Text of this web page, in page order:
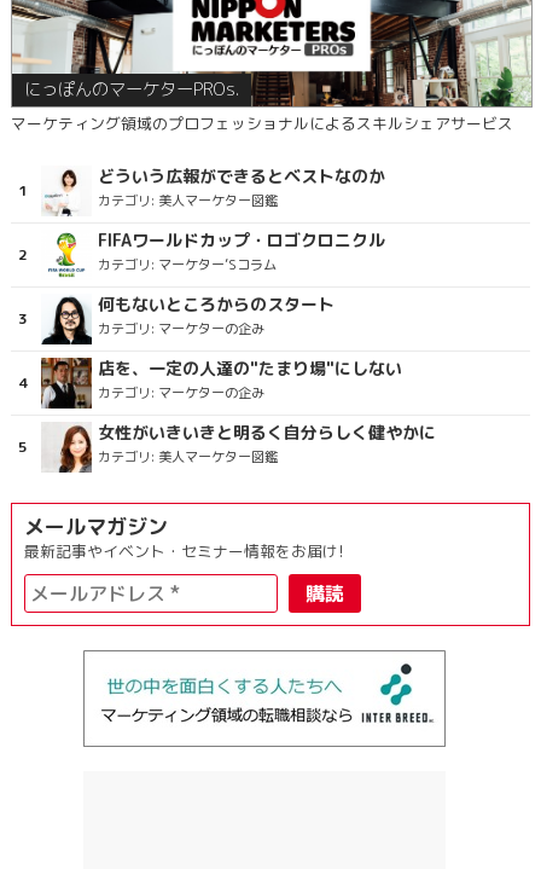
にっぽんのマーケターPROs.
マーケティング領域のプロフェッショナルによるスキルシェアサービス
どういう広報ができるとベストなのか
カテゴリ: 美人マーケター図鑑
FIFAワールドカップ・ロゴクロニクル
カテゴリ: マーケター’Sコラム
何もないところからのスタート
カテゴリ: マーケターの企み
店を、一定の人達の"たまり場"にしない
カテゴリ: マーケターの企み
女性がいきいきと明るく自分らしく健やかに
カテゴリ: 美人マーケター図鑑
メールマガジン
最新記事やイベント・セミナー情報をお届け!